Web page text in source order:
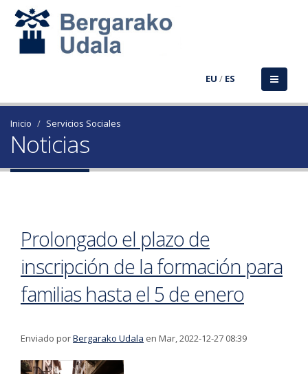
EU / ES
Inicio Servicios Sociales
Noticias
Prolongado el plazo de
inscripción de la formación para
familias hasta el 5 de enero
Enviado porBergarako Udala en Mar, 2022-12-27 08:39